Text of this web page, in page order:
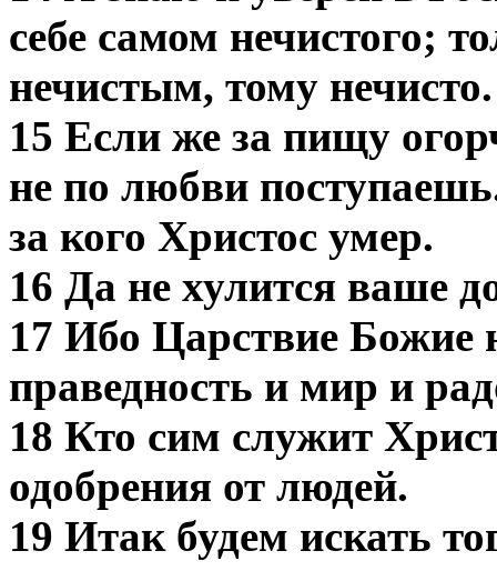
себе самом нечистого;
нечистым, тому нечисто.
15 Если же за пищу
не по любви
за кого Христос умер.
16 Да не хулится ваше
17 Ибо Царствие Божие
праведность и мир и
18 Кто сим служит
одобрения от людей.
19 Итак будем искать